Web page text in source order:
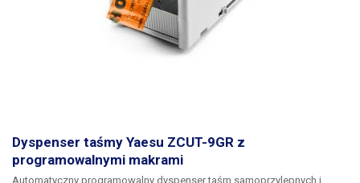
Dyspenser taśmy Yaesu ZCUT-9GR z
programowalnymi makrami
Automatyczny programowalny dyspenser taśm samoprzylepnych i